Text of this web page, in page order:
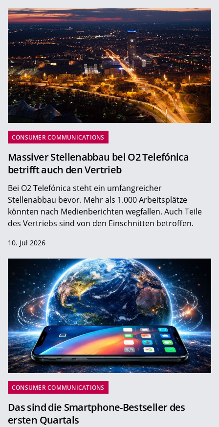
CONSUMER COMMUNICATIONS
Massiver Stellenabbau bei O2 Telefónica
betrifft auch den Vertrieb
Bei O2 Telefónica steht ein umfangreicher
Stellenabbau bevor. Mehr als 1.000 Arbeitsplätze
könnten nach Medienberichten wegfallen. Auch Teile
des Vertriebs sind von den Einschnitten betroffen.
10. Jul 2026
CONSUMER COMMUNICATIONS
Das sind die Smartphone-Bestseller des
ersten Quartals